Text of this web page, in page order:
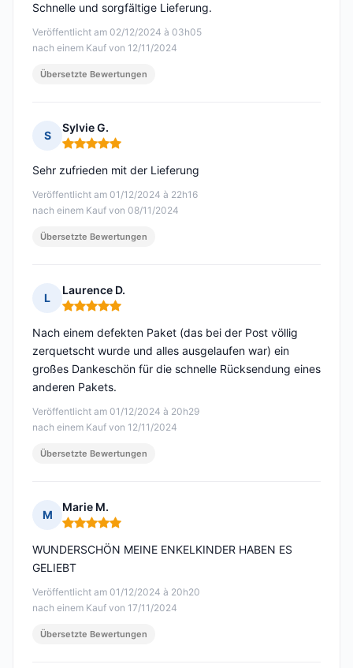
Veröffentlicht am 02/12/2024 à 03h05
nach einem Kauf von 12/11/2024
Schnelle und sorgfältige Lieferung.
Übersetzte Bewertungen
S
Sylvie G.
Hinweis: 5 von 5
Veröffentlicht am 01/12/2024 à 22h16
nach einem Kauf von 08/11/2024
Sehr zufrieden mit der Lieferung
Übersetzte Bewertungen
L
Laurence D.
Hinweis: 5 von 5
Veröffentlicht am 01/12/2024 à 20h29
nach einem Kauf von 12/11/2024
Nach einem defekten Paket (das bei der Post völlig
zerquetscht wurde und alles ausgelaufen war) ein
großes Dankeschön für die schnelle Rücksendung eines
anderen Pakets.
Übersetzte Bewertungen
M
Marie M.
Hinweis: 5 von 5
Veröffentlicht am 01/12/2024 à 20h20
nach einem Kauf von 17/11/2024
WUNDERSCHÖN MEINE ENKELKINDER HABEN ES
GELIEBT
Übersetzte Bewertungen